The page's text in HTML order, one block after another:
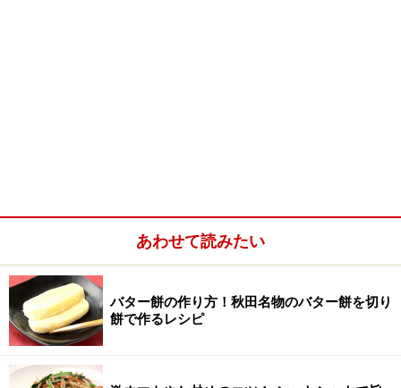
の小さじ1）
砂糖 大さじ2
塩
バター
あわせて読みたい
バター餅の作り方！秋田名物のバター餅を切り
餅で作るレシピ